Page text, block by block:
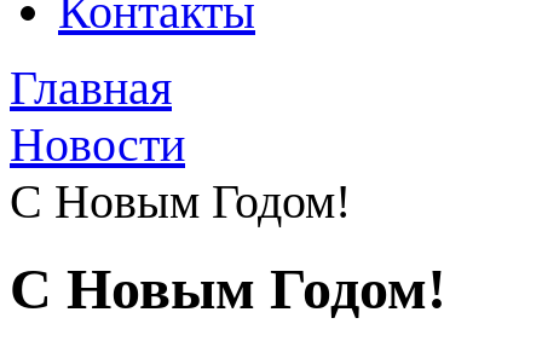
Контакты
Главная
Новости
С Новым Годом!
С Новым Годом!